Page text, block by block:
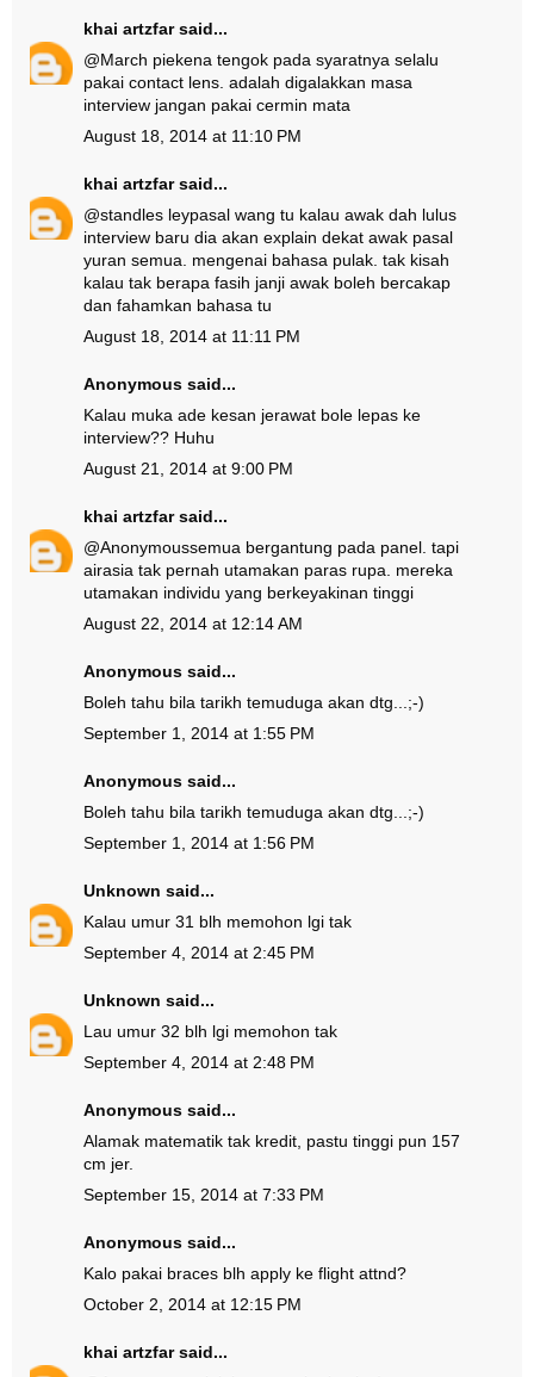
khai artzfarsaid...
@March piekena tengok pada syaratnya selalu
pakai contact lens. adalah digalakkan masa
interview jangan pakai cermin mata
August 18, 2014 at 11:10 PM
khai artzfarsaid...
@standles leypasal wang tu kalau awak dah lulus
interview baru dia akan explain dekat awak pasal
yuran semua. mengenai bahasa pulak. tak kisah
kalau tak berapa fasih janji awak boleh bercakap
dan fahamkan bahasa tu
August 18, 2014 at 11:11 PM
Anonymous said...
Kalau muka ade kesan jerawat bole lepas ke
interview?? Huhu
August 21, 2014 at 9:00 PM
khai artzfarsaid...
@Anonymoussemua bergantung pada panel. tapi
airasia tak pernah utamakan paras rupa. mereka
utamakan individu yang berkeyakinan tinggi
August 22, 2014 at 12:14 AM
Anonymous said...
Boleh tahu bila tarikh temuduga akan dtg...;-)
September 1, 2014 at 1:55 PM
Anonymous said...
Boleh tahu bila tarikh temuduga akan dtg...;-)
September 1, 2014 at 1:56 PM
Unknown said...
Kalau umur 31 blh memohon lgi tak
September 4, 2014 at 2:45 PM
Unknown said...
Lau umur 32 blh lgi memohon tak
September 4, 2014 at 2:48 PM
Anonymous said...
Alamak matematik tak kredit, pastu tinggi pun 157
cm jer.
September 15, 2014 at 7:33 PM
Anonymous said...
Kalo pakai braces blh apply ke flight attnd?
October 2, 2014 at 12:15 PM
khai artzfarsaid...